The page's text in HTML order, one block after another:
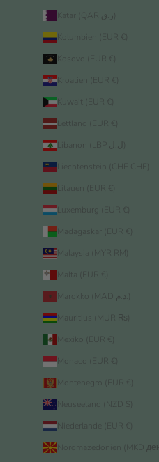
Kolumbien (EUR €)
Kroatien (EUR €)
Kuwait (EUR €)
Lettland (EUR €)
Liechtenstein (CHF CHF)
Litauen (EUR €)
Luxemburg (EUR €)
Madagaskar (EUR €)
Malaysia (MYR RM)
Malta (EUR €)
Mauritius (MUR ₨)
Mexiko (EUR €)
Monaco (EUR €)
Montenegro (EUR €)
Neuseeland (NZD $)
Niederlande (EUR €)
Nordmazedonien (MKD ден)